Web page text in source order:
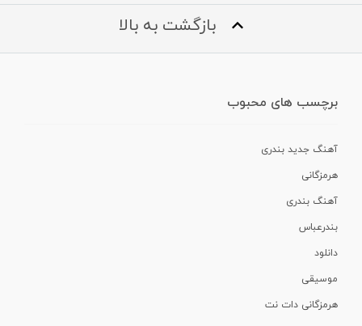
بازگشت به بالا
برچسب های محبوب
آهنگ جدید بندری
هرمزگانی
آهنگ بندری
بندرعباس
دانلود
موسیقی
هرمزگانی دات نت